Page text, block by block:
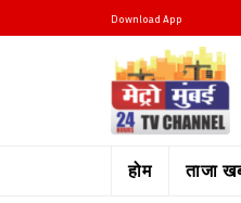
Download App
होम ताजा